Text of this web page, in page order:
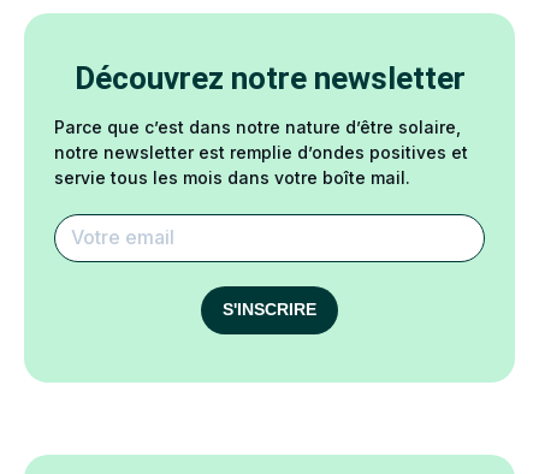
Découvrez notre newsletter
Parce que c’est dans notre nature d’être solaire,
notre newsletter est remplie d’ondes positives et
servie tous les mois dans votre boîte mail.
S'INSCRIRE